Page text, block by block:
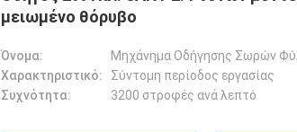
μειωμένο θόρυβο
Όνομα:
Μηχάνημα Οδήγησης Σωρών
Χαρακτηριστικό:
Σύντομη περίοδος εργασίας
Συχνότητα:
3200 στροφές ανά λεπτό